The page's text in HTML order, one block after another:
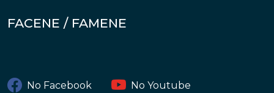
FACENE / FAMENE
No Facebook No Youtube